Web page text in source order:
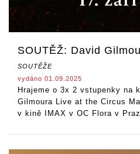
SOUTĚŽ: David
SOUTĚŽE
vydáno 01.09.2025
Hrajeme o 3x 2 vstupenky na
Gilmoura Live at the Circus
v kině IMAX v OC Flora v